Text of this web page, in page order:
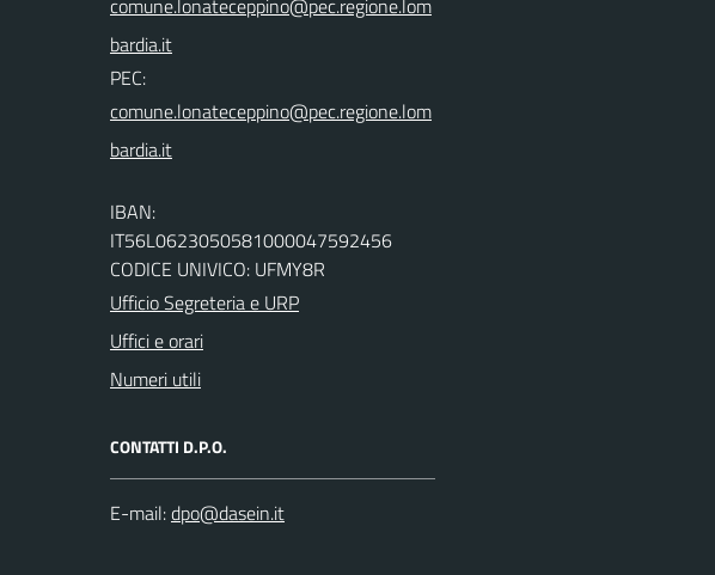
PEC:
IBAN:
IT56L0623050581000047592456
CODICE UNIVICO: UFMY8R
Ufficio Segreteria e URP
Uffici e orari
Numeri utili
CONTATTI D.P.O.
E-mail: